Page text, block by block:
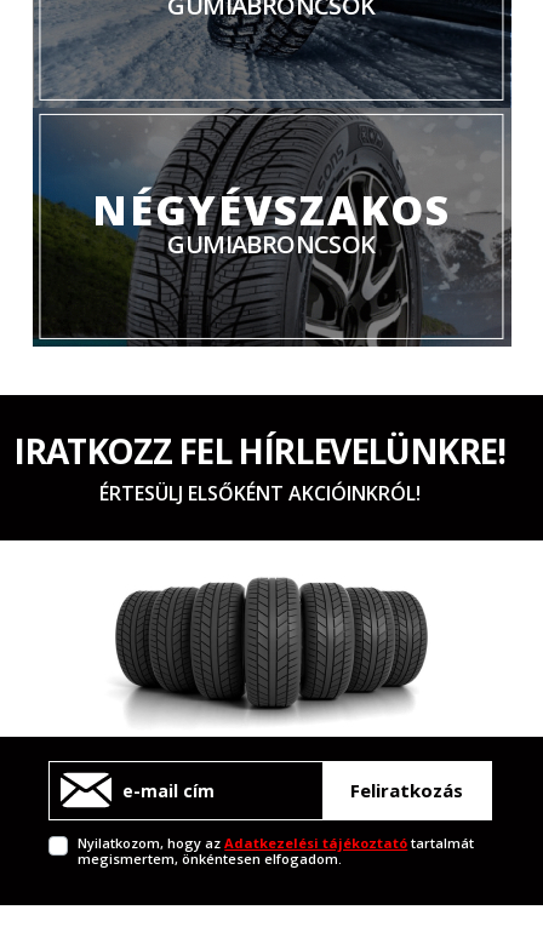
NÉGYÉVSZAKOS
GUMIABRONCSOK
IRATKOZZ FEL HÍRLEVELÜNKRE!
ÉRTESÜLJ ELSŐKÉNT AKCIÓINKRÓL!
Feliratkozás
Nyilatkozom, hogy azAdatkezelési tájékoztató tartalmát
megismertem, önkéntesen elfogadom.